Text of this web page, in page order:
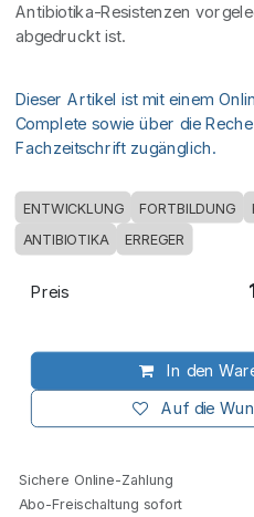
Antibiotika-Resistenzen
abgedruckt ist.
Dieser Artikel ist mit einem
Complete sowie über die
Fachzeitschrift zugänglich.
ENTWICKLUNG FORTBILDUNG
ANTIBIOTIKA ERREGER
In den
Auf die
Preis
Sichere Online-Zahlung
Abo-Freischaltung sofort